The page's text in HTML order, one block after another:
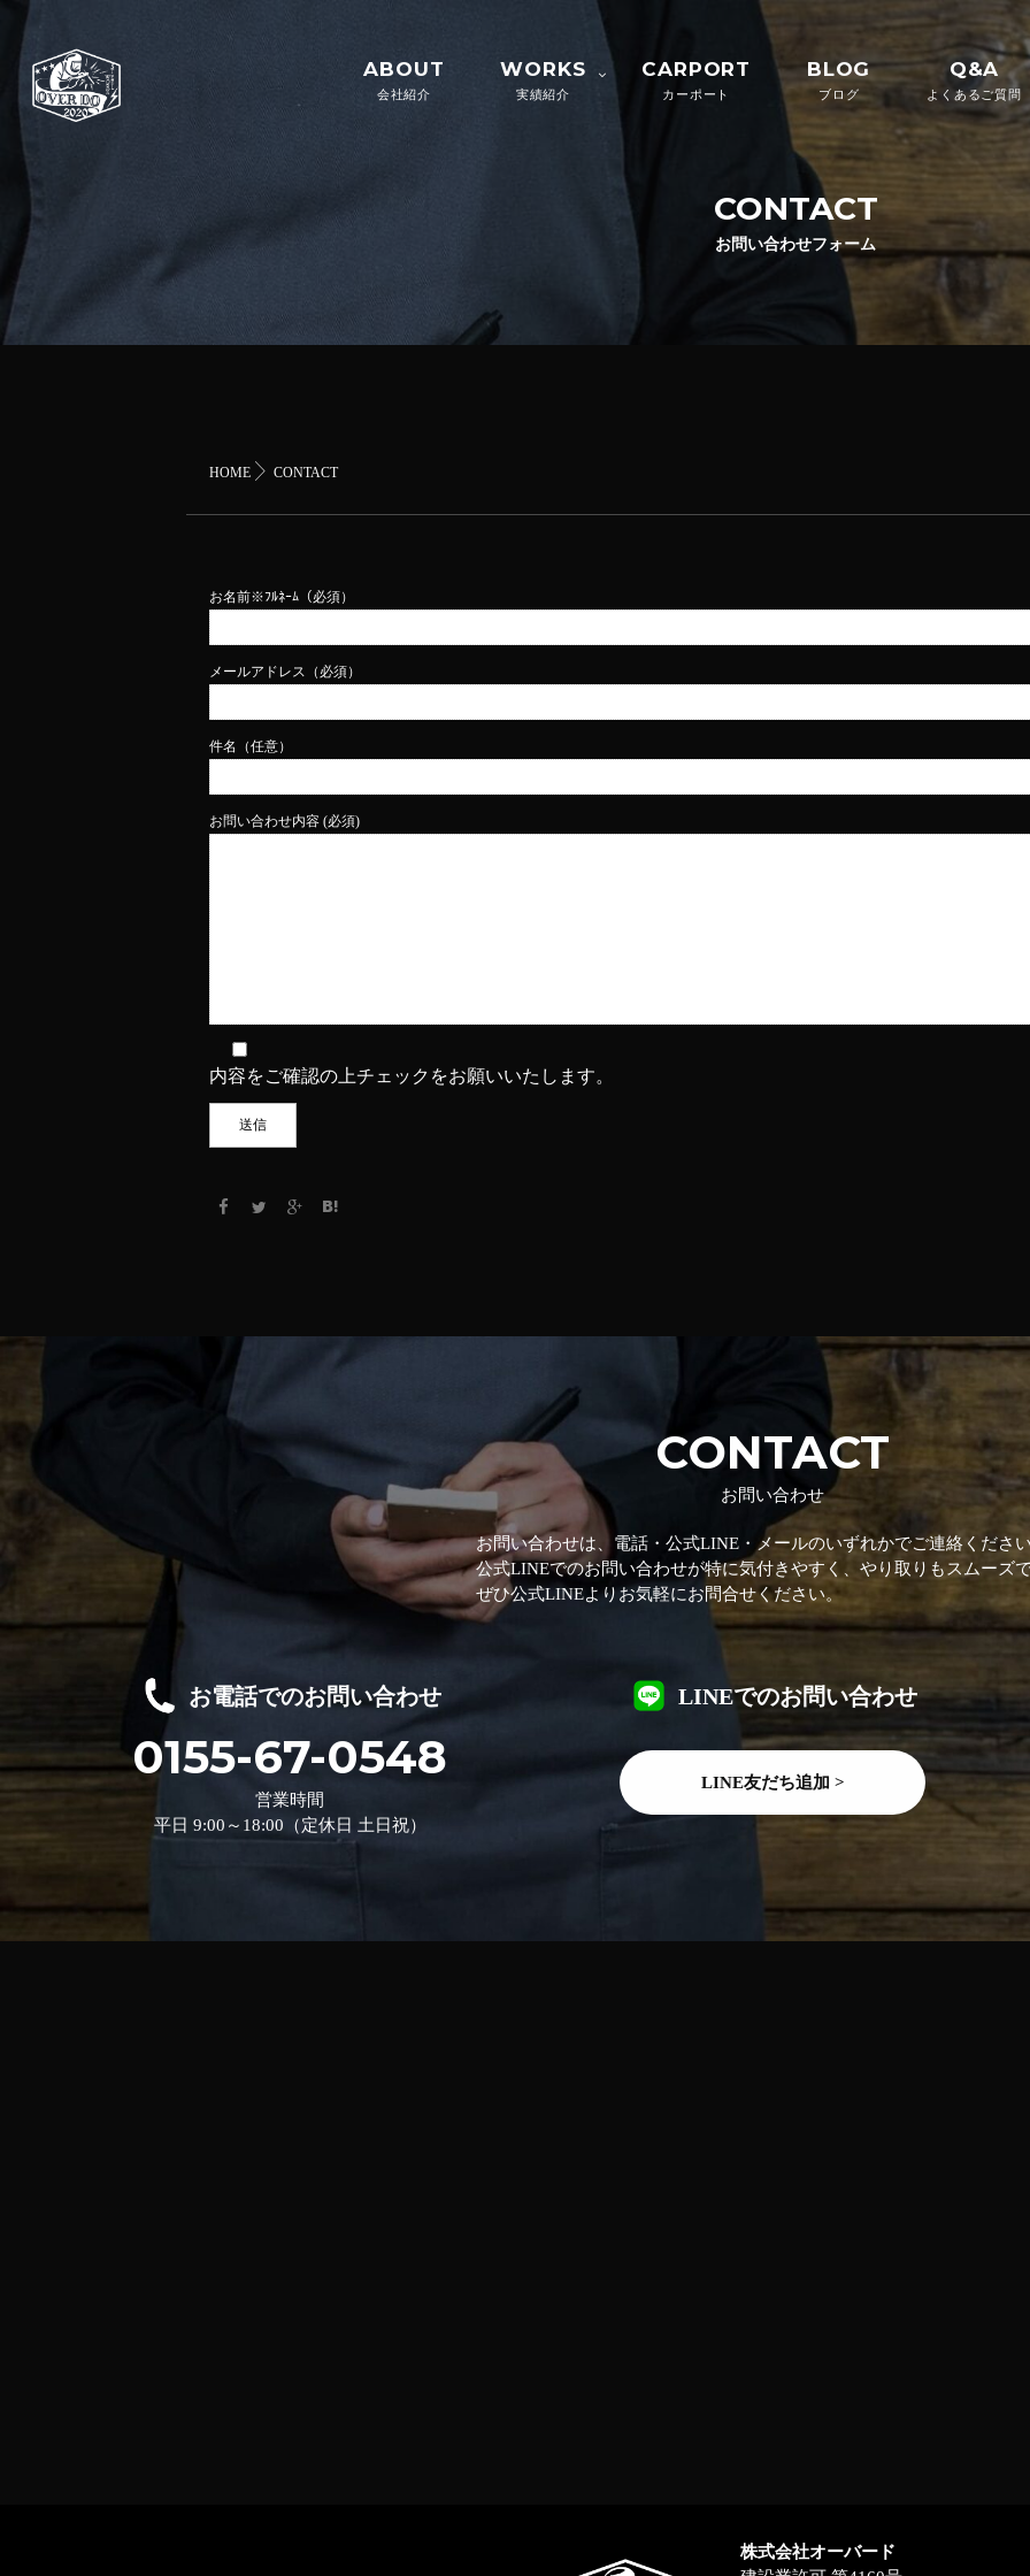
ABOUT
会社紹介
WORKS
実績紹介
CARPORT
カーポート
BLOG
ブログ
Q&A
よくあるご質問
CONTACT
お問い合わせフォーム
HOME CONTACT
お名前※ﾌﾙﾈｰﾑ（必須）
メールアドレス（必須）
件名（任意）
お問い合わせ内容 (必須)
内容をご確認の上チェックをお願いいたします。
CONTACT
お問い合わせ
お問い合わせは、電話・公式LINE・メールのいずれかでご連絡くださ
公式LINEでのお問い合わせが特に気付きやすく、やり取りもスムーズ
ぜひ公式LINEよりお気軽にお問合せください。
お電話でのお問い合わせ
0155-67-0548
営業時間
平日 9:00～18:00（定休日 土日祝）
LINEでのお問い合わせ
LINE友だち追加 >
株式会社オーバード